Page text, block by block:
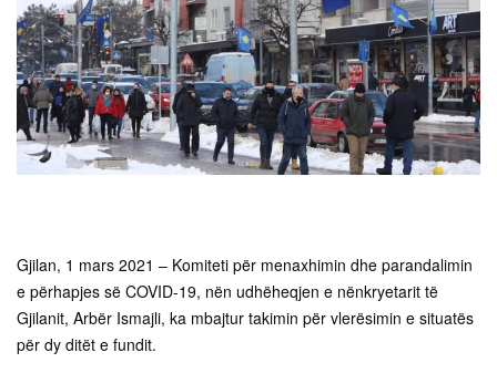
Gjilan, 1 mars 2021 – Komiteti për menaxhimin dhe parandalimin
e përhapjes së COVID-19, nën udhëheqjen e nënkryetarit të
Gjilanit, Arbër Ismajli, ka mbajtur takimin për vlerësimin e situatës
për dy ditët e fundit.